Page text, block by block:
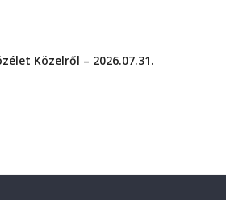
Közelről – 2026.07.31.